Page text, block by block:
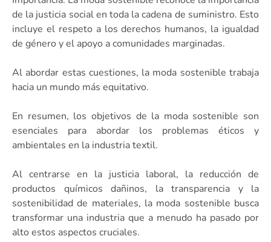
de la justicia social en toda la cadena de suministro. Esto
incluye el respeto a los derechos humanos, la igualdad
de género y el apoyo a comunidades marginadas.
Al abordar estas cuestiones, la moda sostenible trabaja
hacia un mundo más equitativo.
En resumen, los objetivos de la moda sostenible son
esenciales para abordar los problemas éticos y
ambientales en la industria textil.
Al centrarse en la justicia laboral, la reducción de
productos químicos dañinos, la transparencia y la
sostenibilidad de materiales, la moda sostenible busca
transformar una industria que a menudo ha pasado por
alto estos aspectos cruciales.